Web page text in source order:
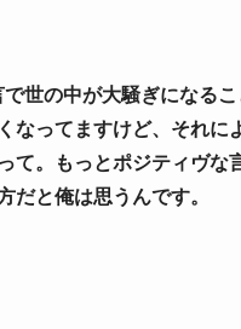
世の中が大騒ぎになる
なってますけど、それ
て。もっとポジティヴ
だと俺は思うんです。